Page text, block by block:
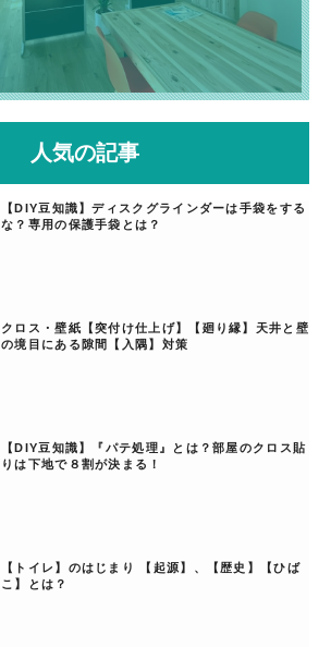
人気の記事
【DIY豆知識】ディスクグラインダーは手袋をする
な？専用の保護手袋とは？
クロス・壁紙【突付け仕上げ】【廻り縁】天井と壁
の境目にある隙間【入隅】対策
【DIY豆知識】『パテ処理』とは？部屋のクロス貼
りは下地で８割が決まる！
【トイレ】のはじまり 【起源】、【歴史】【ひば
こ】とは？